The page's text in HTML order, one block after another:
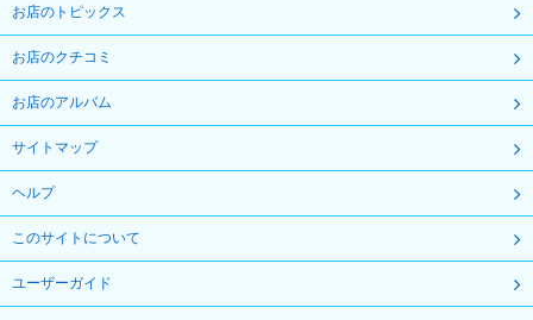
お店のトピックス
お店のクチコミ
お店のアルバム
サイトマップ
ヘルプ
このサイトについて
ユーザーガイド